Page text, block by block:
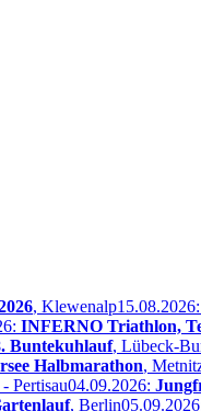
, Klewenalp15.08.2026:
INFERNO Triathlon,
Buntekuhlauf, Lübeck-
Halbmarathon,
Pertisau04.09.2026:
, Berlin